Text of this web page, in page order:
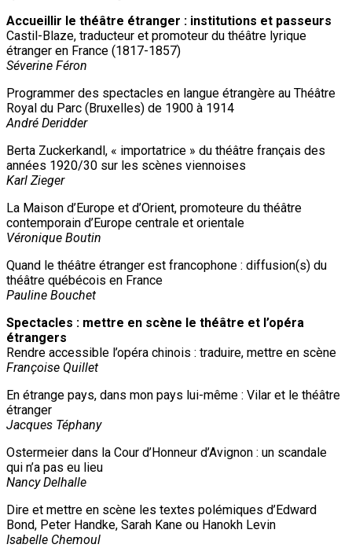
Accueillir le théâtre étranger : institutions et passeurs
Castil-Blaze, traducteur et promoteur du théâtre lyrique
étranger en France (1817-1857)
Séverine Féron
Programmer des spectacles en langue étrangère au Théâtre
Royal du Parc (Bruxelles) de 1900 à 1914
André Deridder
Berta Zuckerkandl, « importatrice » du théâtre français des
années 1920/30 sur les scènes viennoises
Karl Zieger
La Maison d’Europe et d’Orient, promoteure du théâtre
contemporain d’Europe centrale et orientale
Véronique Boutin
Quand le théâtre étranger est francophone : diffusion(s) du
théâtre québécois en France
Pauline Bouchet
Spectacles : mettre en scène le théâtre et l’opéra
étrangers
Rendre accessible l’opéra chinois : traduire, mettre en scène
Françoise Quillet
En étrange pays, dans mon pays lui-même : Vilar et le théâtre
étranger
Jacques Téphany
Ostermeier dans la Cour d’Honneur d’Avignon : un scandale
qui n’a pas eu lieu
Nancy Delhalle
Dire et mettre en scène les textes polémiques d’Edward
Bond, Peter Handke, Sarah Kane ou Hanokh Levin
Isabelle Chemoul